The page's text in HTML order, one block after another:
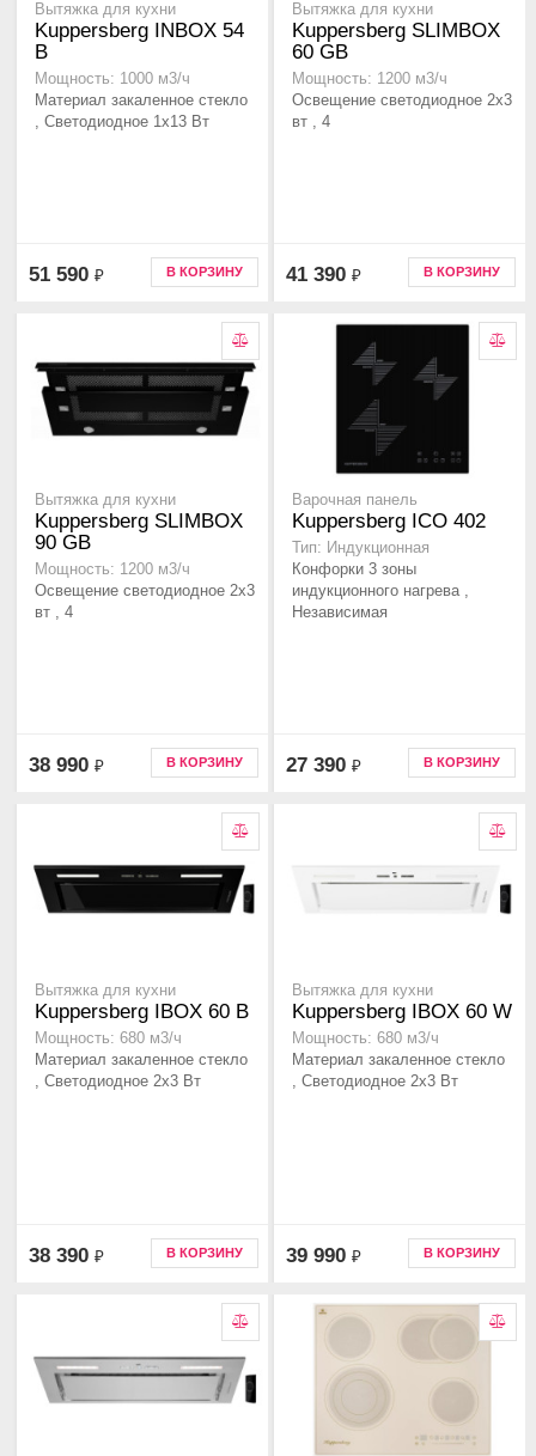
Вытяжка для кухни
Kuppersberg INBOX 54
B
Мощность: 1000 м3/ч
Материал закаленное стекло
, Светодиодное 1х13 Вт
51 590 ₽ В КОРЗИНУ
Вытяжка для кухни
Kuppersberg SLIMBOX
60 GB
Мощность: 1200 м3/ч
Освещение светодиодное 2х3
вт , 4
41 390 ₽ В КОРЗИНУ
Вытяжка для кухни
Kuppersberg SLIMBOX
90 GB
Мощность: 1200 м3/ч
Освещение светодиодное 2х3
вт , 4
38 990 ₽ В КОРЗИНУ
Варочная панель
Kuppersberg ICO 402
Тип: Индукционная
Конфорки 3 зоны
индукционного нагрева ,
Независимая
27 390 ₽ В КОРЗИНУ
Вытяжка для кухни
Kuppersberg IBOX 60 B
Мощность: 680 м3/ч
Материал закаленное стекло
, Светодиодное 2х3 Вт
38 390 ₽ В КОРЗИНУ
Вытяжка для кухни
Kuppersberg IBOX 60 W
Мощность: 680 м3/ч
Материал закаленное стекло
, Светодиодное 2х3 Вт
39 990 ₽ В КОРЗИНУ